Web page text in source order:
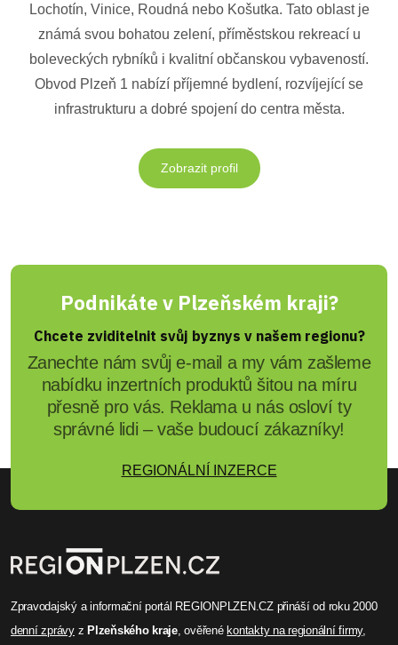
Lochotín, Vinice, Roudná nebo Košutka. Tato oblast je
známá svou bohatou zelení, příměstskou rekreací u
boleveckých rybníků i kvalitní občanskou vybaveností.
Obvod Plzeň 1 nabízí příjemné bydlení, rozvíjející se
infrastrukturu a dobré spojení do centra města.
Zobrazit profil
Podnikáte v Plzeňském kraji?
Chcete zviditelnit svůj byznys v našem regionu?
Zanechte nám svůj e-mail a my vám zašleme
nabídku inzertních produktů šitou na míru
přesně pro vás. Reklama u nás osloví ty
správné lidi – vaše budoucí zákazníky!
REGIONÁLNÍ INZERCE
Zpravodajský a informační portál REGIONPLZEN.CZ přináší od roku 2000
denní zprávyz Plzeňského kraje, ověřené kontakty na regionální firmy,